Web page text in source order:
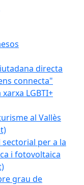
directa
connecta"
LGBTI+
al Vallès
per a la
i fotovoltaica
grau de